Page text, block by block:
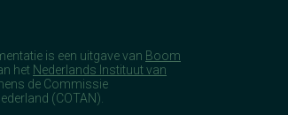
is een uitgave van Boom
het Nederlands Instituut van
de Commissie
(COTAN).